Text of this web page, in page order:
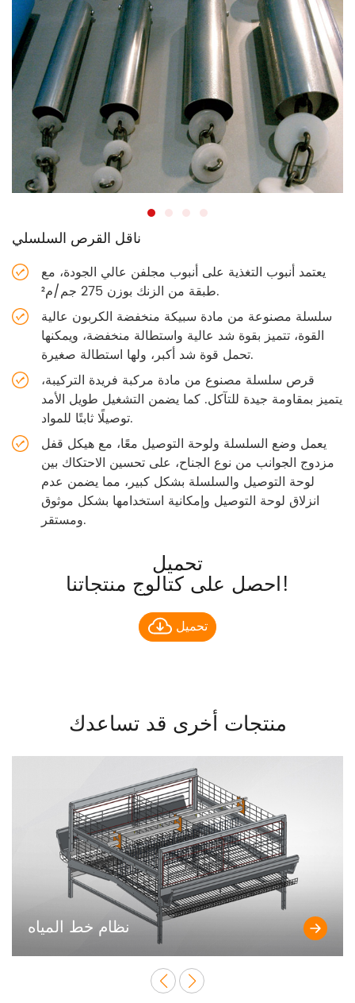
ناقل القرص السلسلي
يعتمد أنبوب التغذية على أنبوب مجلفن عالي الجودة، مع
طبقة من الزنك بوزن 275 جم/م².
سلسلة مصنوعة من مادة سبيكة منخفضة الكربون عالية
القوة، تتميز بقوة شد عالية واستطالة منخفضة، ويمكنها
تحمل قوة شد أكبر، ولها استطالة صغيرة.
قرص سلسلة مصنوع من مادة مركبة فريدة التركيبة،
يتميز بمقاومة جيدة للتآكل. كما يضمن التشغيل طويل الأمد
توصيلًا ثابتًا للمواد.
يعمل وضع السلسلة ولوحة التوصيل معًا، مع هيكل قفل
مزدوج الجوانب من نوع الجناح، على تحسين الاحتكاك بين
لوحة التوصيل والسلسلة بشكل كبير، مما يضمن عدم
انزلاق لوحة التوصيل وإمكانية استخدامها بشكل موثوق
ومستقر.
تحميل
احصل على كتالوج منتجاتنا!
تحميل
منتجات أخرى قد تساعدك
نظام خط المياه